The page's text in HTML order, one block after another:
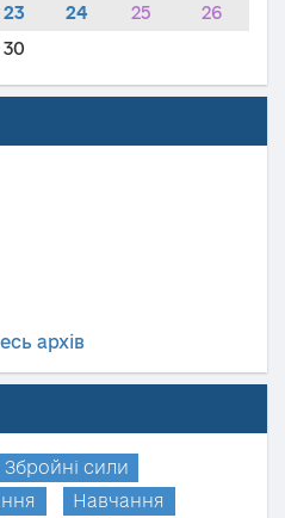
23 24 25
26
30
архів
Збройні сили
Навчання